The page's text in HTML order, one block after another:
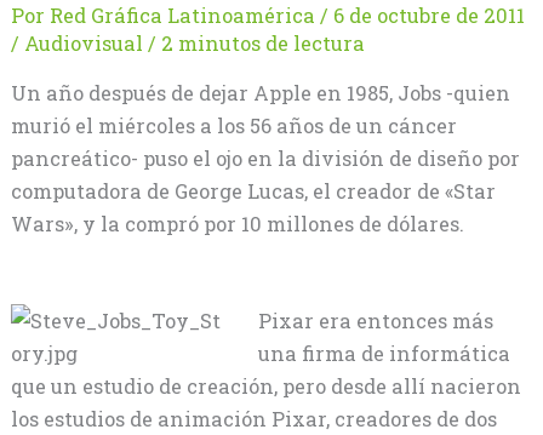
Por Red Gráfica Latinoamérica / 6 de octubre de 2011
/ Audiovisual / 2 minutos de lectura
Un año después de dejar Apple en 1985, Jobs -quien
murió el miércoles a los 56 años de un cáncer
pancreático- puso el ojo en la división de diseño por
computadora de George Lucas, el creador de «Star
Wars», y la compró por 10 millones de dólares.
Pixar era entonces más
una firma de informática
que un estudio de creación, pero desde allí nacieron
los estudios de animación Pixar, creadores de dos